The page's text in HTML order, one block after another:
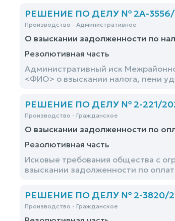
РЕШЕНИЕ ПО ДЕЛУ № 2А-3556/
Производство - Административное
О взыскании задолженности по
Резолютивная часть
Административный иск
<ФИО> о взыскании налога, пени
РЕШЕНИЕ ПО ДЕЛУ № 2-221/
Производство - Гражданское
О взыскании задолженности по
Резолютивная часть
Исковые требования общества с
взыскании задолженности по
РЕШЕНИЕ ПО ДЕЛУ № 2-3820/
Производство - Гражданское